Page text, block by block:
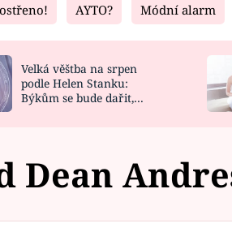
Living
DESIGN
AYTO? Módní alarm
Velká věštba na srpen
podle Helen Stanku:
Býkům se bude dařit,
Dean